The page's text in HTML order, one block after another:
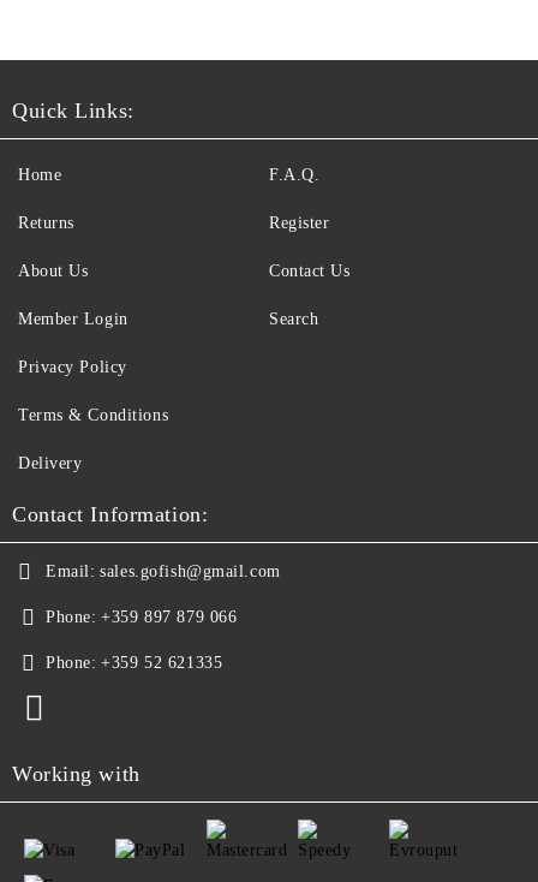
Quick Links:
Home
Returns
About Us
Member Login
F.A.Q.
Register
Contact Us
Search
Privacy Policy
Terms & Conditions
Delivery
Contact Information:
Email: sales.gofish@gmail.com
Phone: +359 897 879 066
Phone: +359 52 621335
Working with